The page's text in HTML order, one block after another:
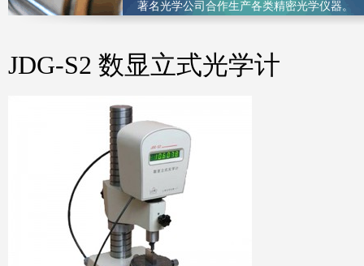
JDG-S2 数显立式光学计